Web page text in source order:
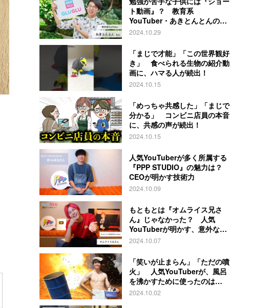
ト動画』？ 教育系
YouTuber・あきとんとんの戦
略とは
2024.10.29
「まじで才能」「この世界観好
き」 食べられる生物の紹介動
画に、ハマる人が続出！
2024.10.15
「めっちゃ共感した」「まじで
分かる」 コンビニ店員の本音
に、共感の声が続出！
2024.10.15
人気YouTuberが多く所属する
『PPP STUDIO』の魅力は？
CEOが明かす技術力
2024.10.09
もともとは『オムライス兄さ
ん』じゃなかった？ 人気
YouTuberが明かす、意外な過
去とは
2024.10.07
「笑いが止まらん」「ただの噴
火」 人気YouTuberが、風呂
を沸かすために使ったのは…
2024.10.02